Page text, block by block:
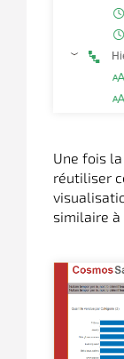
Une fois
réutiliser
similaire à